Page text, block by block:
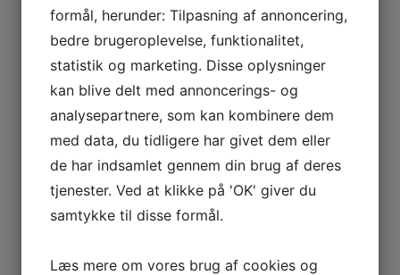
Nejrupvej 2, 7620 Lemvig
Lemvig, 7620 Danmark
+ Google Maps
Telefon:
29638527
Sjov, bold og leg Fredagssjov for voksne
formål, herunder: Tilpasning af annoncering,
bedre brugeroplevelse, funktionalitet,
statistik og marketing. Disse oplysninger
kan blive delt med annoncerings- og
analysepartnere, som kan kombinere dem
med data, du tidligere har givet dem eller
de har indsamlet gennem din brug af deres
tjenester. Ved at klikke på 'OK' giver du
samtykke til disse formål.
Læs mere om vores brug af cookies og